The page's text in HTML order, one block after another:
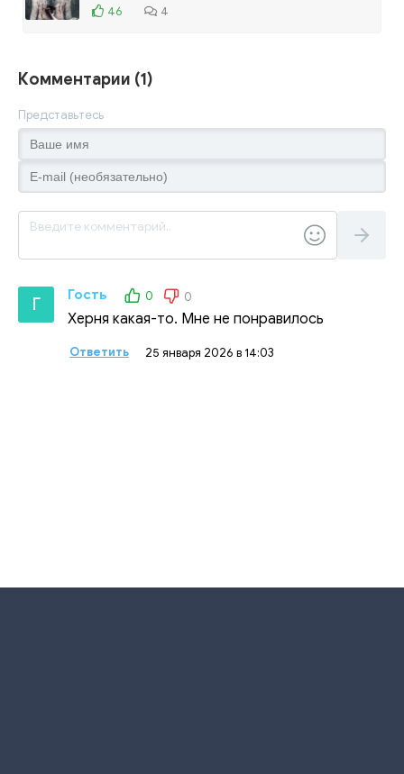
46
4
Комментарии (1)
Представьтесь
Г Гость 0 0
Херня какая-то. Мне не понравилось
Ответить 25 января 2026 в 14:03